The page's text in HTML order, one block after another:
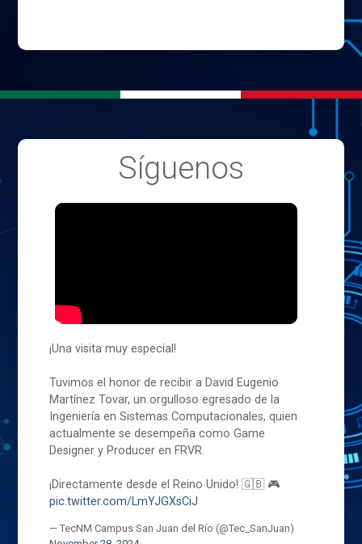
Síguenos
¡Una visita muy especial!
Tuvimos el honor de recibir a David Eugenio
Martínez Tovar, un orgulloso egresado de la
Ingeniería en Sistemas Computacionales, quien
actualmente se desempeña como Game
Designer y Producer en FRVR.
¡Directamente desde el Reino Unido! 🇬🇧 🎮
pic.twitter.com/LmYJGXsCiJ
— TecNM Campus San Juan del Río (@Tec_SanJuan)